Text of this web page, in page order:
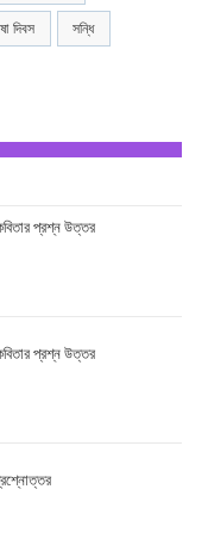
দিবস সন্ধি
প্রশ্ন উত্তর
প্রশ্ন উত্তর